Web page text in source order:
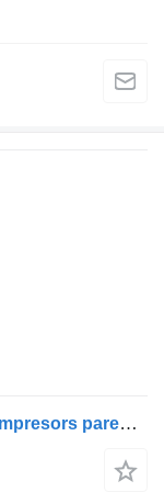
MAN 51.54100-7121 pneimatiskais kompresors paredzēts kravas automašīnas